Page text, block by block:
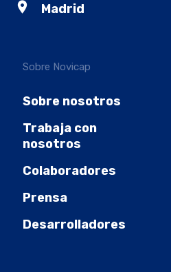
Sobre Novicap
Sobre nosotros
Trabaja con
nosotros
Colaboradores
Prensa
Desarrolladores
Madrid